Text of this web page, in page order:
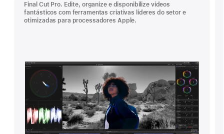
Final Cut Pro. Edite, organize e disponibilize vídeos
fantásticos com ferramentas criativas líderes do setor e
otimizadas para processadores Apple.